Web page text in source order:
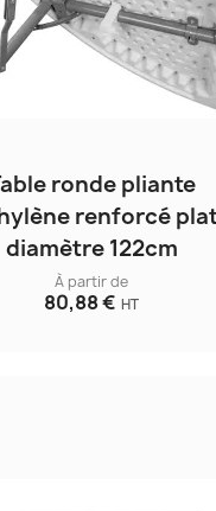
ronde pliante
renforcé
diamètre 122cm
À partir de
80,88 € HT